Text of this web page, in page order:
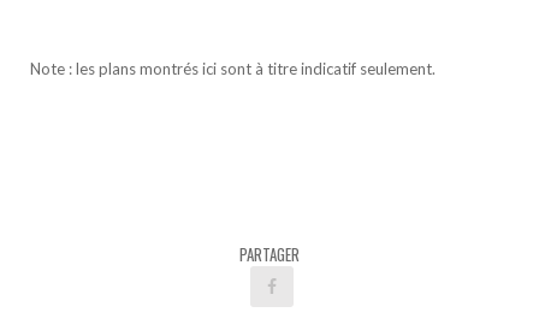
Note : les plans montrés ici sont à titre indicatif seulement.
PARTAGER